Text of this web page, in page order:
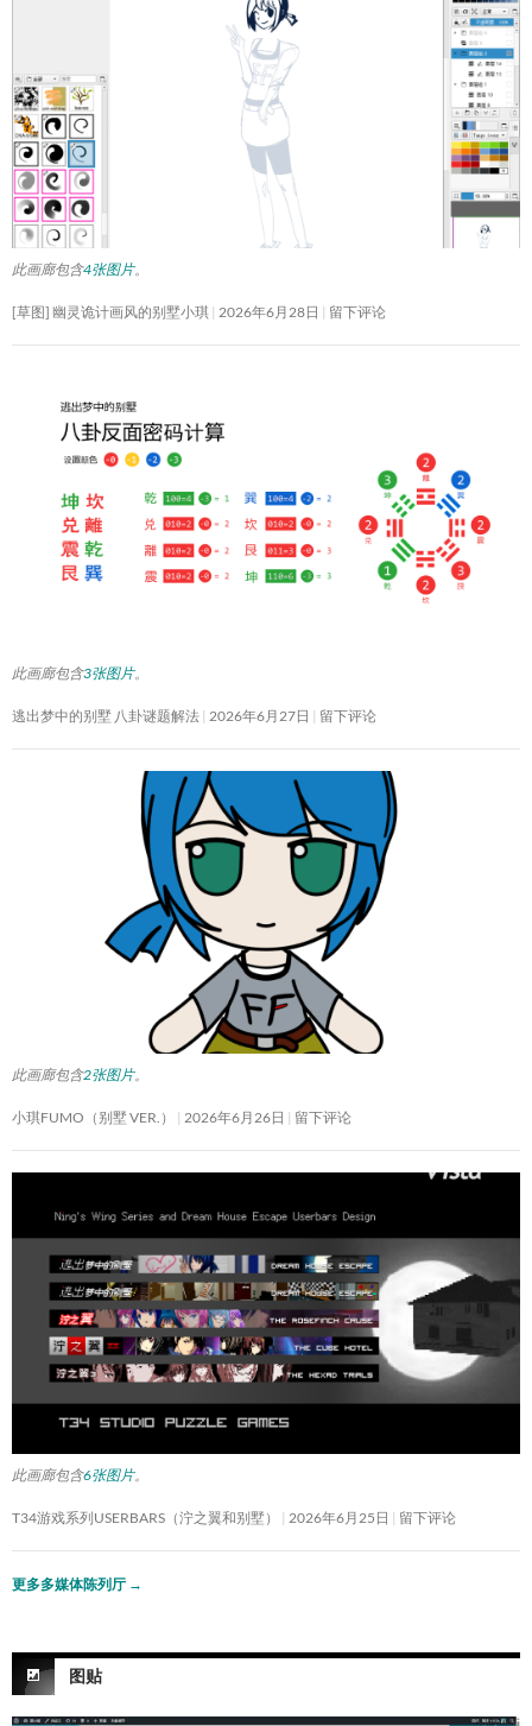
此画廊包含4张图片。
[草图] 幽灵诡计画风的别墅小琪 2026年6月28日 留下评论
此画廊包含3张图片。
逃出梦中的别墅 八卦谜题解法 2026年6月27日 留下评论
此画廊包含2张图片。
小琪FUMO（别墅 VER.） 2026年6月26日 留下评论
此画廊包含6张图片。
T34游戏系列USERBARS（泞之翼和别墅） 2026年6月25日 留下评论
更多多媒体陈列厅 →
图贴